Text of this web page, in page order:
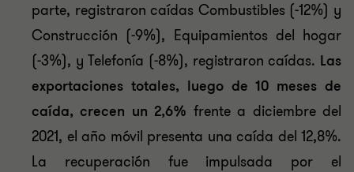
parte, registraron caídas Combustibles (-12%) y
Construcción (-9%), Equipamientos del hogar
(-3%), y Telefonía (-8%), registraron caídas. Las
exportaciones totales, luego de 10 meses de
caída, crecen un 2,6% frente a diciembre del
2021, el año móvil presenta una caída del 12,8%.
La recuperación fue impulsada por el